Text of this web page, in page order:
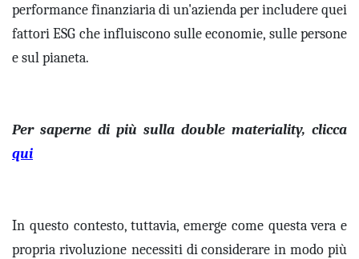
performance finanziaria di un'azienda per includere quei
fattori ESG che influiscono sulle economie, sulle persone
e sul pianeta.
Per saperne di più sulla double materiality, clicca
qui
In questo contesto, tuttavia, emerge come questa vera e
propria rivoluzione necessiti diconsiderare in modo più